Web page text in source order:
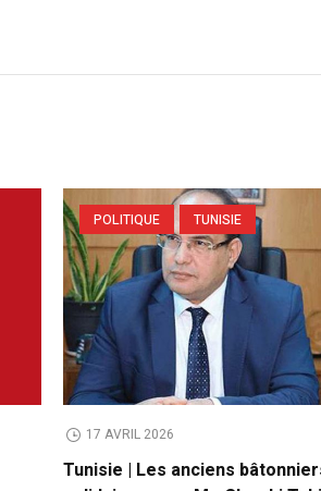
POLITIQUE TUNISIE
17 AVRIL 2026
Tunisie | Les anciens